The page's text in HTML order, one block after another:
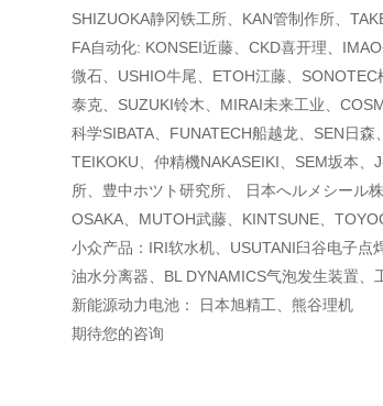
SHIZUOKA静冈铁工所、KAN管制作所、
FA自动化: KONSEI近藤、CKD喜开理、
微石、USHIO牛尾、ETOH江藤、SONOTEC
泰克、SUZUKI铃木、MIRAI未来工业、
科学SIBATA、FUNATECH船越龙、SEN日
TEIKOKU、仲精機NAKASEIKI、SEM坂本
所、豊中ホツト研究所、 日本へルメシール
OSAKA、MUTOH武藤、KINTSUNE、
小众产品：IRI软水机、USUTANI臼谷电子
油水分离器、BL DYNAMICS气泡发生装置
新能源动力电池： 日本旭精工、熊谷理机
期待您的咨询